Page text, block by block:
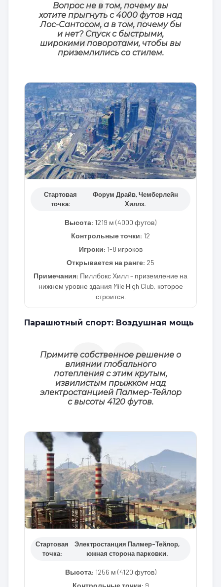
Вопрос не в том, почему вы
хотите прыгнуть с 4000 футов над
Лос-Сантосом, а в том, почему бы
и нет? Спуск с быстрыми,
широкими поворотами, чтобы вы
приземлились со стилем.
Стартовая
точка:
Форум Драйв, Чемберлейн
Хиллз.
Высота: 1219 м (4000 футов)
Контрольные точки: 12
Игроки: 1-8 игроков
Открывается на ранге: 25
Примечания: Пиллбокс Хилл – приземление на
нижнем уровне здания Mile High Club, которое
строится.
Парашютный спорт: Воздушная мощь
Примите собственное решение о
влиянии глобального
потепления с этим крутым,
извилистым прыжком над
электростанцией Палмер-Тейлор
с высоты 4120 футов.
Стартовая
точка:
Электростанция Палмер-Тейлор,
южная сторона парковки.
Высота: 1256 м (4120 футов)